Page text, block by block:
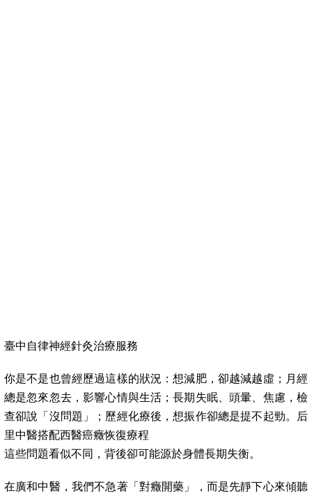
臺中自律神經針灸治療服務
你是不是也曾經歷過這樣的狀況：想減肥，卻越減越虛；月經
總是忽來忽去，影響心情與生活；長期失眠、頭暈、焦慮，檢
查卻說「沒問題」；歷經化療後，想振作卻總是提不起勁。后
里中醫搭配西醫癌癥恢復療程
這些問題看似不同，背後卻可能源於身體長期失衡。
在廣和中醫，我們不急著「對癥開藥」，而是先靜下心來傾聽